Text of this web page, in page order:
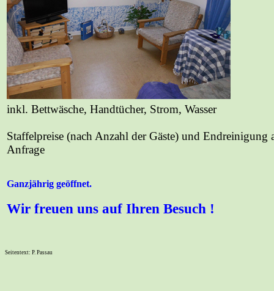
inkl. Bettwäsche, Handtücher, Strom, Wasser
Staffelpreise (nach Anzahl der Gäste) und Endreinigung
Anfrage
Ganzjährig geöffnet.
Wir freuen uns auf Ihren Besuch !
Seitentext: P. Passau